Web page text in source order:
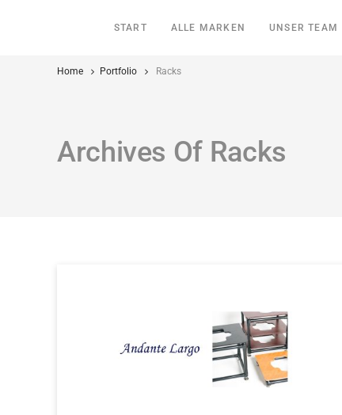
START ALLE MARKEN UNSER TEAM
Home Portfolio Racks
Archives Of Racks